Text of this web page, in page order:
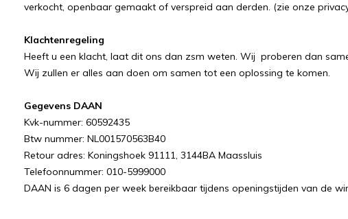
verkocht, openbaar gemaakt of verspreid aan derden. (zie onze
Klachtenregeling
Heeft u een klacht, laat dit ons dan zsm weten. Wij proberen dan
Wij zullen er alles aan doen om samen tot een oplossing te komen.
Gegevens DAAN
Kvk-nummer: 60592435
Btw nummer: NL001570563B40
Retour adres: Koningshoek 91111, 3144BA Maassluis
Telefoonnummer: 010-5999000
DAAN is 6 dagen per week bereikbaar tijdens openingstijden van de